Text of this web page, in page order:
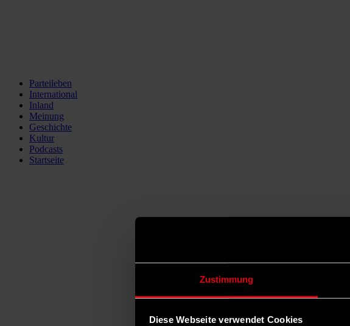
Zustimmung
Diese Webseite verwendet Cookies
Parteileben
International
Inland
Meinung
Geschichte
Kultur
Podcasts
Startseite